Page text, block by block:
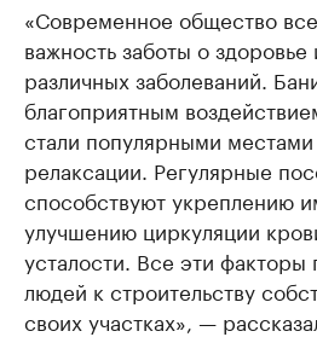
«Современное общество
важность заботы о
различных заболеваний.
благоприятным
стали популярными
релаксации. Регулярные
способствуют укреплению
улучшению циркуляции
усталости. Все эти факторы
людей к строительству
своих участках», —